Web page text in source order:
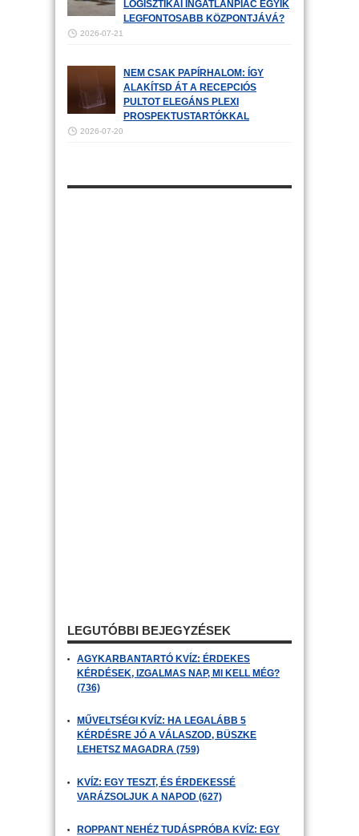
LOGISZTIKAI INGATLANPIAC EGYIK
LEGFONTOSABB KÖZPONTJÁVÁ?
2026-07-21
NEM CSAK PAPÍRHALOM: ÍGY
ALAKÍTSD ÁT A RECEPCIÓS
PULTOT ELEGÁNS PLEXI
PROSPEKTUSTARTÓKKAL
2026-07-20
LEGUTÓBBI BEJEGYZÉSEK
AGYKARBANTARTÓ KVÍZ: ÉRDEKES
KÉRDÉSEK, IZGALMAS NAP, MI KELL MÉG?
(736)
MŰVELTSÉGI KVÍZ: HA LEGALÁBB 5
KÉRDÉSRE JÓ A VÁLASZOD, BÜSZKE
LEHETSZ MAGADRA (759)
KVÍZ: EGY TESZT, ÉS ÉRDEKESSÉ
VARÁZSOLJUK A NAPOD (627)
ROPPANT NEHÉZ TUDÁSPRÓBA KVÍZ: EGY